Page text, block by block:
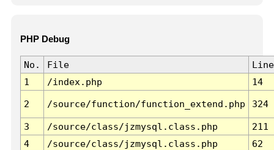
PHP Debug
No. File
Line
1
/index.php 14
2 /source/function/function_extend.php 324
3 /source/class/jzmysql.class.php
211
4
/source/class/jzmysql.class.php
62